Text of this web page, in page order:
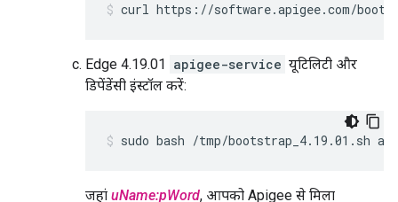
curl https://software.apigee.com/
Edge 4.19.01 apigee-service यूटिलिटी और
डिपेंडेंसी इंस्टॉल करें:
sudo bash /tmp/bootstrap_4.19.01.sh
जहां uName:pWord, आपको Apigee से मिला